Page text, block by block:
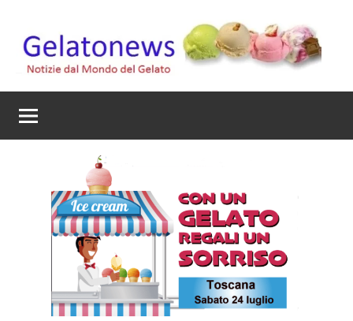
contenuto
Gelato
News
mondo
del